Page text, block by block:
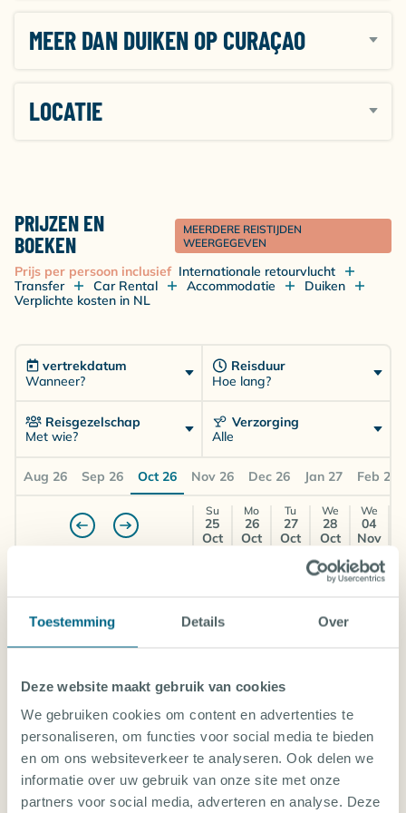
Toestemming Details Over
Deze website maakt gebruik van cookies
We gebruiken cookies om content en advertenties te
personaliseren, om functies voor social media te bieden
en om ons websiteverkeer te analyseren. Ook delen we
informatie over uw gebruik van onze site met onze
partners voor social media, adverteren en analyse. Deze
uitzicht over de patio, de Caribische Zee en de
MEER DAN DUIKEN OP CURAÇAO
LOCATIE
PRIJZEN EN
BOEKEN
MEERDERE REISTIJDEN
WEERGEGEVEN
Prijs per persoon inclusief Internationale retourvlucht
Transfer
Car Rental Accommodatie
Duiken
Verplichte kosten in NL
vertrekdatum
Wanneer?
Reisduur
Hoe lang?
Reisgezelschap
Met wie?
Verzorging
Alle
Aug 26 Sep 26 Oct 26 Nov 26 Dec 26 Jan 27 Feb 27
Su
25
Oct
Mo
26
Oct
Tu
27
Oct
We
28
Oct
We
04
Nov
Logies
1890
1733
1708
Superior King Room
Drive & dive inbegrepen
Kamer voor 2 personen
Logies & Ontbijt